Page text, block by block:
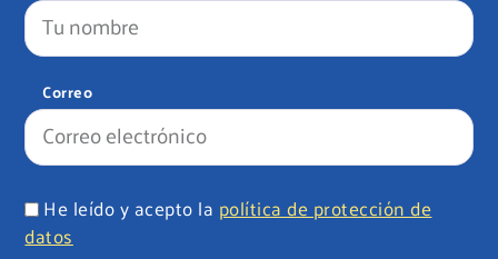
Correo
He leído y acepto la política de protección de
datos